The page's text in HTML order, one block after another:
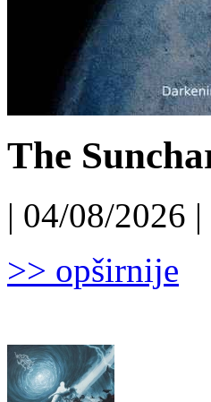
The
| 04/08/2026 |
>> opširnije